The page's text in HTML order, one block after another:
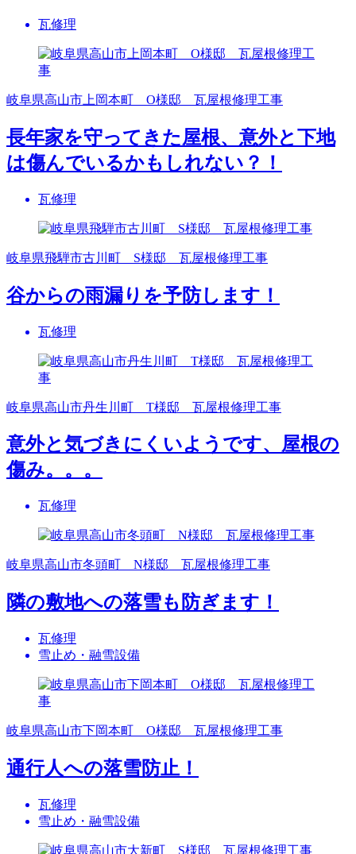
瓦修理
岐阜県高山市上岡本町 O様邸 瓦屋根修理工事
長年家を守ってきた屋根、意外と下地
は傷んでいるかもしれない？！
瓦修理
岐阜県飛騨市古川町 S様邸 瓦屋根修理工事
谷からの雨漏りを予防します！
瓦修理
岐阜県高山市丹生川町 T様邸 瓦屋根修理工事
意外と気づきにくいようです、屋根の
傷み。。。
瓦修理
岐阜県高山市冬頭町 N様邸 瓦屋根修理工事
隣の敷地への落雪も防ぎます！
瓦修理
雪止め・融雪設備
岐阜県高山市下岡本町 O様邸 瓦屋根修理工事
通行人への落雪防止！
瓦修理
雪止め・融雪設備